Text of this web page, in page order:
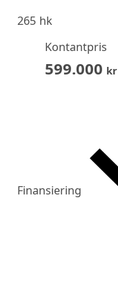
265 hk
Kontantpris
599.000 kr
Finansiering